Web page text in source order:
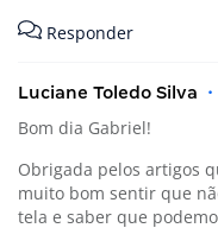
Responder
Luciane Toledo Silva •
Bom dia Gabriel!
Obrigada pelos artigos
muito bom sentir que
tela e saber que